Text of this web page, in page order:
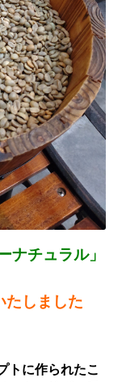
チュラル」
たしました
トに作られたこ